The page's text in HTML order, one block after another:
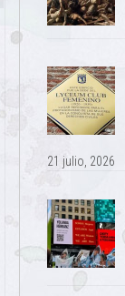
21 julio, 2026